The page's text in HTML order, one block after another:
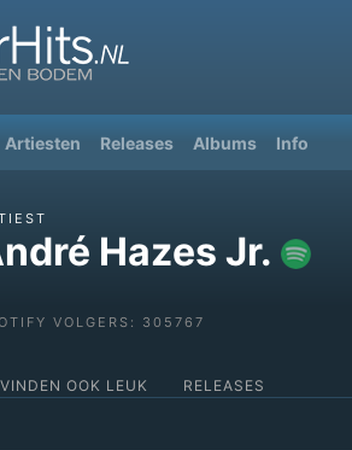
Artiesten Releases Albums Info
Hazes Jr.
VOLGERS: 305767
OOK LEUK RELEASES